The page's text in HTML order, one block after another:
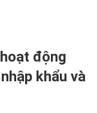
động
khẩu và